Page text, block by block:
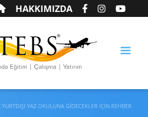
HAKKIMIZDA
YURTDIŞI YAZ OKULUNA GIDECEKLER İÇIN REHBER